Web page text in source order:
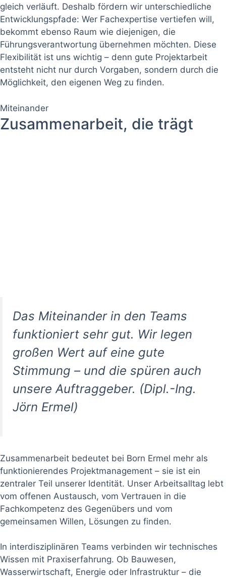
gleich verläuft. Deshalb fördern wir unterschiedliche
Entwicklungspfade: Wer Fachexpertise vertiefen will,
bekommt ebenso Raum wie diejenigen, die
Führungsverantwortung übernehmen möchten. Diese
Flexibilität ist uns wichtig – denn gute Projektarbeit
entsteht nicht nur durch Vorgaben, sondern durch die
Möglichkeit, den eigenen Weg zu finden.
Miteinander
Zusammenarbeit, die trägt
Das Miteinander in den Teams
funktioniert sehr gut. Wir legen
großen Wert auf eine gute
Stimmung – und die spüren auch
unsere Auftraggeber. (Dipl.-Ing.
Jörn Ermel)
Zusammenarbeit bedeutet bei Born Ermel mehr als
funktionierendes Projektmanagement – sie ist ein
zentraler Teil unserer Identität. Unser Arbeitsalltag lebt
vom offenen Austausch, vom Vertrauen in die
Fachkompetenz des Gegenübers und vom
gemeinsamen Willen, Lösungen zu finden.
In interdisziplinären Teams verbinden wir technisches
Wissen mit Praxiserfahrung. Ob Bauwesen,
Wasserwirtschaft, Energie oder Infrastruktur – die